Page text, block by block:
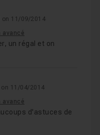
on 11/09/2014
un régal et on
on 11/04/2014
d'astuces de